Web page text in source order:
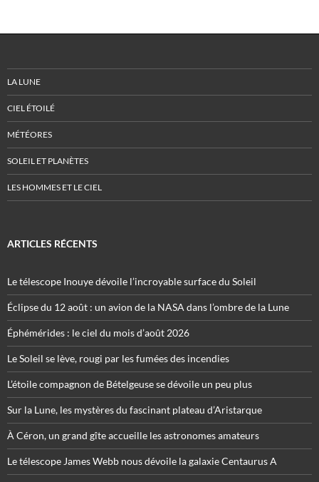
LA LUNE
CIEL ÉTOILÉ
MÉTÉORES
SOLEIL ET PLANÈTES
LES HOMMES ET LE CIEL
ARTICLES RÉCENTS
Le télescope Inouye dévoile l’incroyable surface du Soleil
Éclipse du 12 août : un avion de la NASA dans l’ombre de la Lune
Éphémérides : le ciel du mois d’août 2026
Le Soleil se lève, rougi par les fumées des incendies
L’étoile compagnon de Bételgeuse se dévoile un peu plus
Sur la Lune, les mystères du fascinant plateau d’Aristarque
À Céron, un grand gîte accueille les astronomes amateurs
Le télescope James Webb nous dévoile la galaxie Centaurus A